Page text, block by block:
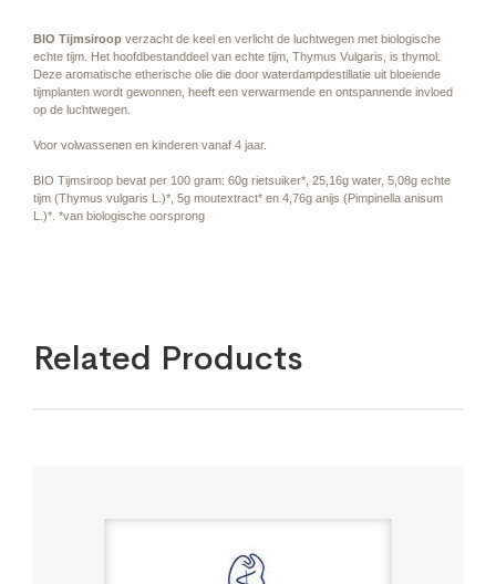
BIO Tijmsiroop verzacht de keel en verlicht de luchtwegen met biologische
echte tijm. Het hoofdbestanddeel van echte tijm, Thymus Vulgaris, is thymol.
Deze aromatische etherische olie die door waterdampdestillatie uit bloeiende
tijmplanten wordt gewonnen, heeft een verwarmende en ontspannende invloed
op de luchtwegen.
Voor volwassenen en kinderen vanaf 4 jaar.
BIO Tijmsiroop bevat per 100 gram: 60g rietsuiker*, 25,16g water, 5,08g echte
tijm (Thymus vulgaris L.)*, 5g moutextract* en 4,76g anijs (Pimpinella anisum
L.)*. *van biologische oorsprong
Related Products